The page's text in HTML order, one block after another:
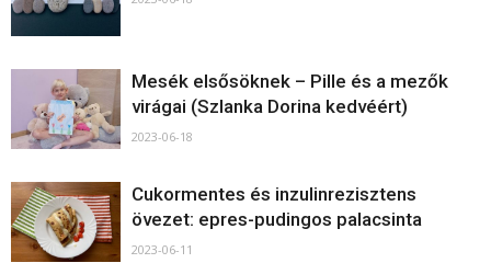
Mesék elsősöknek – Pille és a mezők
virágai (Szlanka Dorina kedvéért)
2023-06-18
Cukormentes és inzulinrezisztens
övezet: epres-pudingos palacsinta
2023-06-11